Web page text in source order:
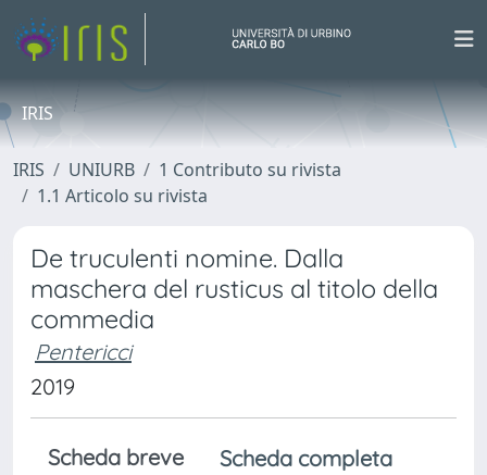
IRIS
IRIS UNIURB
1 Contributo su rivista
1.1 Articolo su rivista
De truculenti nomine. Dalla
maschera del rusticus al titolo della
commedia
Pentericci
2019
Scheda breve
Scheda completa